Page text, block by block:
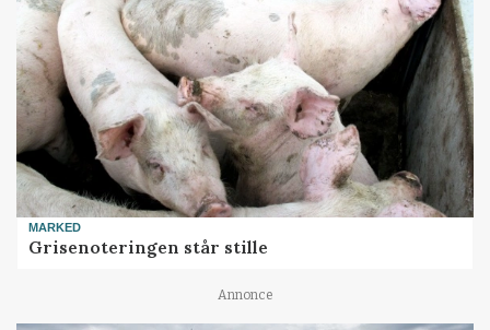
MARKED
Grisenoteringen står stille
Annonce